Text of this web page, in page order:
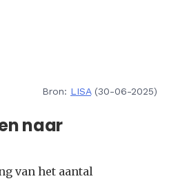
Bron: LISA(30-06-2025)
naar
van het aantal